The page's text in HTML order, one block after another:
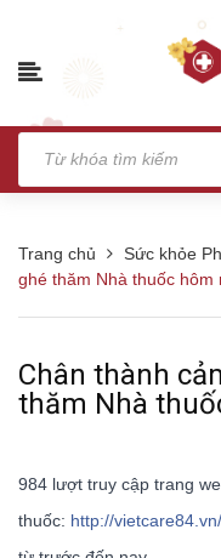
Trang chủ Sức khỏe
ghé thăm Nhà thuốc hôm
Chân thành
thăm Nhà
984 lượt truy cập trang
thuốc: http://vietcare84.vn/